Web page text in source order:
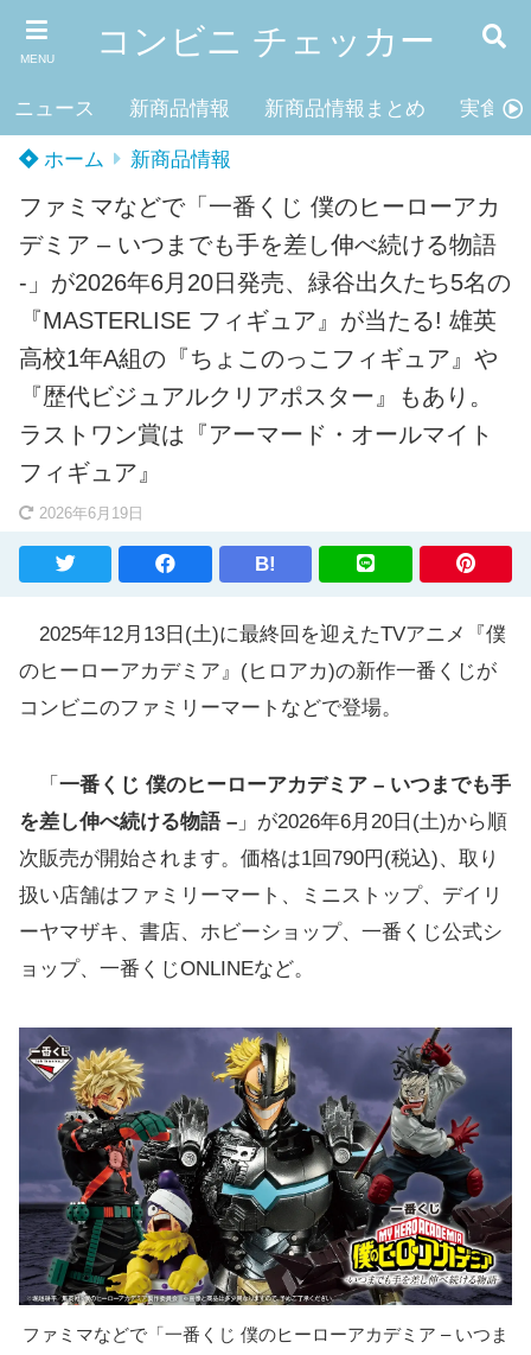
MENU コンビニ チェッカー
ニュース 新商品情報 新商品情報まとめ 実食レ
ホーム 新商品情報
ファミマなどで「一番くじ 僕のヒーローアカ
デミア – いつまでも手を差し伸べ続ける物語
-」が2026年6月20日発売、緑谷出久たち5名の
『MASTERLISE フィギュア』が当たる! 雄英
高校1年A組の『ちょこのっこフィギュア』や
『歴代ビジュアルクリアポスター』もあり。
ラストワン賞は『アーマード・オールマイト
フィギュア』
2026年6月19日
B!
2025年12月13日(土)に最終回を迎えたTVアニメ『僕
のヒーローアカデミア』(ヒロアカ)の新作一番くじが
コンビニのファミリーマートなどで登場。
「 一番くじ 僕のヒーローアカデミア – いつまでも手
を差し伸べ続ける物語 – 」が2026年6月20日(土)から順
次販売が開始されます。価格は1回790円(税込)、取り
扱い店舗はファミリーマート、ミニストップ、デイリ
ーヤマザキ、書店、ホビーショップ、一番くじ公式シ
ョップ、一番くじONLINEなど。
ファミマなどで「一番くじ 僕のヒーローアカデミア – いつま